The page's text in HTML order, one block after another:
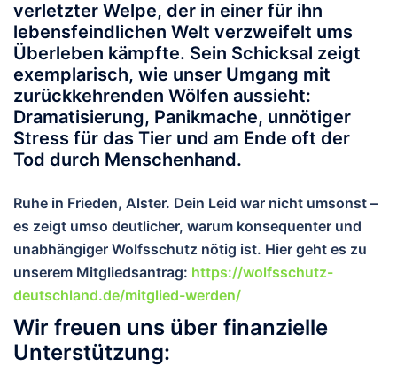
verletzter Welpe, der in einer für ihn
lebensfeindlichen Welt verzweifelt ums
Überleben kämpfte. Sein Schicksal zeigt
exemplarisch, wie unser Umgang mit
zurückkehrenden Wölfen aussieht:
Dramatisierung, Panikmache, unnötiger
Stress für das Tier und am Ende oft der
Tod durch Menschenhand.
Ruhe in Frieden, Alster. Dein Leid war nicht umsonst –
es zeigt umso deutlicher, warum konsequenter und
unabhängiger Wolfsschutz nötig ist. Hier geht es zu
unserem Mitgliedsantrag: https://wolfsschutz-
deutschland.de/mitglied-werden/
Wir freuen uns über finanzielle
Unterstützung: